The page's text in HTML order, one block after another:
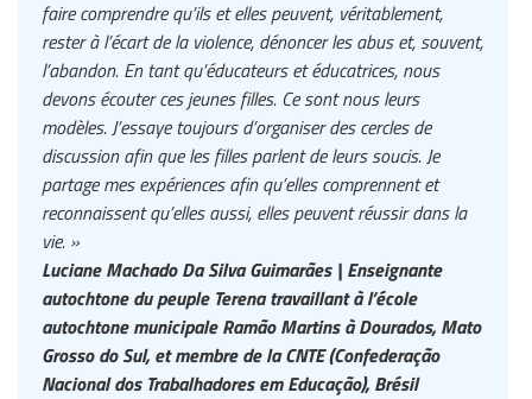
faire comprendre qu’ils et elles peuvent, véritablement,
rester à l’écart de la violence, dénoncer les abus et, souvent,
l’abandon. En tant qu’éducateurs et éducatrices, nous
devons écouter ces jeunes filles. Ce sont nous leurs
modèles. J’essaye toujours d’organiser des cercles de
discussion afin que les filles parlent de leurs soucis. Je
partage mes expériences afin qu’elles comprennent et
reconnaissent qu’elles aussi, elles peuvent réussir dans la
vie. »
Luciane Machado Da Silva Guimarães | Enseignante
autochtone du peuple Terena travaillant à l’école
autochtone municipale Ramão Martins à Dourados, Mato
Grosso do Sul, et membre de la CNTE (Confederação
Nacional dos Trabalhadores em Educação), Brésil